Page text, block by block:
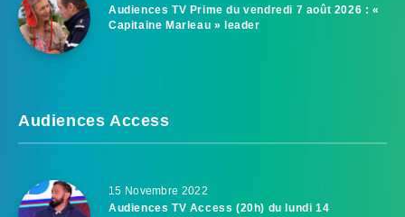
Audiences TV Prime du vendredi 7 août 2026 : «
Capitaine Marleau » leader
Audiences Access
15 Novembre 2022
Audiences TV Access (20h) du lundi 14